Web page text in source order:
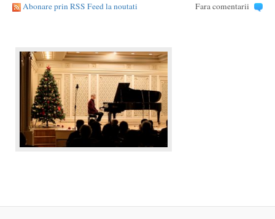
Abonare prin RSS Feed la noutati Fara comentarii